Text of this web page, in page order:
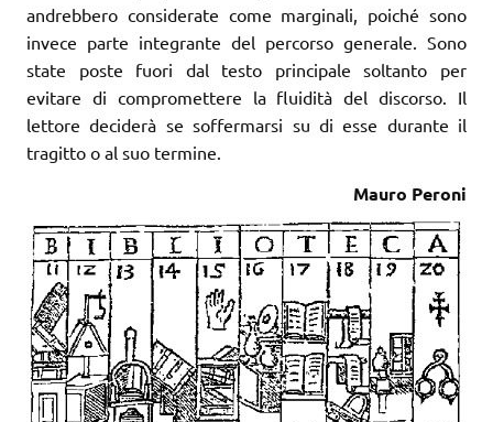
andrebbero considerate come marginali, poiché sono
invece parte integrante del percorso generale. Sono
state poste fuori dal testo principale soltanto per
evitare di compromettere la fluidità del discorso. Il
lettore deciderà se soffermarsi su di esse durante il
tragitto o al suo termine.
Mauro Peroni